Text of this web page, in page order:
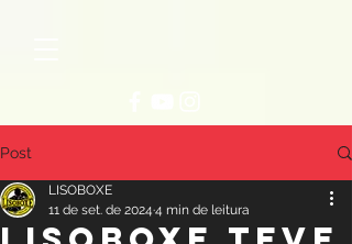
Post
LISOBOXE
11 de set. de 2024 4 min de leitura